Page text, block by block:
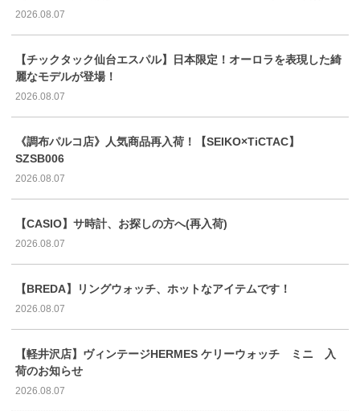
2026.08.07
【チックタック仙台エスパル】日本限定！オーロラを表現した綺
麗なモデルが登場！
2026.08.07
《調布パルコ店》人気商品再入荷！【SEIKO×TiCTAC】
SZSB006
2026.08.07
【CASIO】サ時計、お探しの方へ(再入荷)
2026.08.07
【BREDA】リングウォッチ、ホットなアイテムです！
2026.08.07
【軽井沢店】ヴィンテージHERMES ケリーウォッチ ミニ 入
荷のお知らせ
2026.08.07